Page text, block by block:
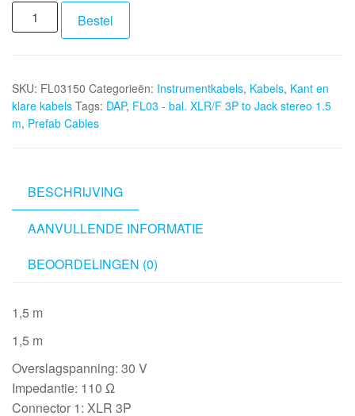
DAP
FL03
XLR/F
3P
to
m
aantal
Bestel
SKU: FL03150 Categorieën: Instrumentkabels, Kabels, Kant en
klare kabels Tags: DAP, FL03 - bal. XLR/F 3P to Jack stereo 1.5
m, Prefab Cables
BESCHRIJVING
AANVULLENDE INFORMATIE
BEOORDELINGEN (0)
1,5 m
1,5 m
Overslagspanning: 30 V
Impedantie: 110 Ω
Connector 1: XLR 3P